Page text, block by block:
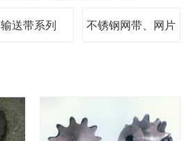
输送带系列 不锈钢网带、网片